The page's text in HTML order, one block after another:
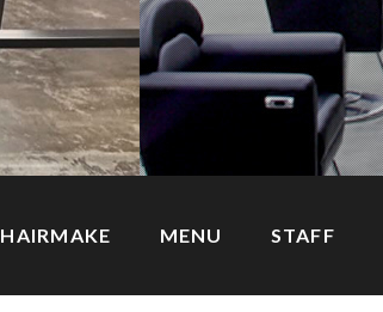
HAIRMAKE MENU STAFF